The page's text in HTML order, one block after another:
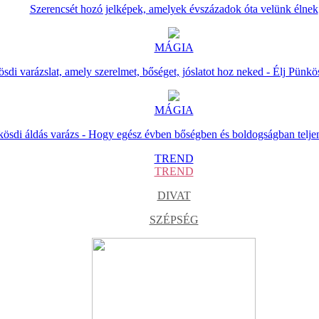
Szerencsét hozó jelképek, amelyek évszázadok óta velünk élnek
MÁGIA
varázslat, amely szerelmet, bőséget, jóslatot hoz neked - Élj
MÁGIA
áldás varázs - Hogy egész évben bőségben és boldogságban
TREND
TREND
DIVAT
SZÉPSÉG